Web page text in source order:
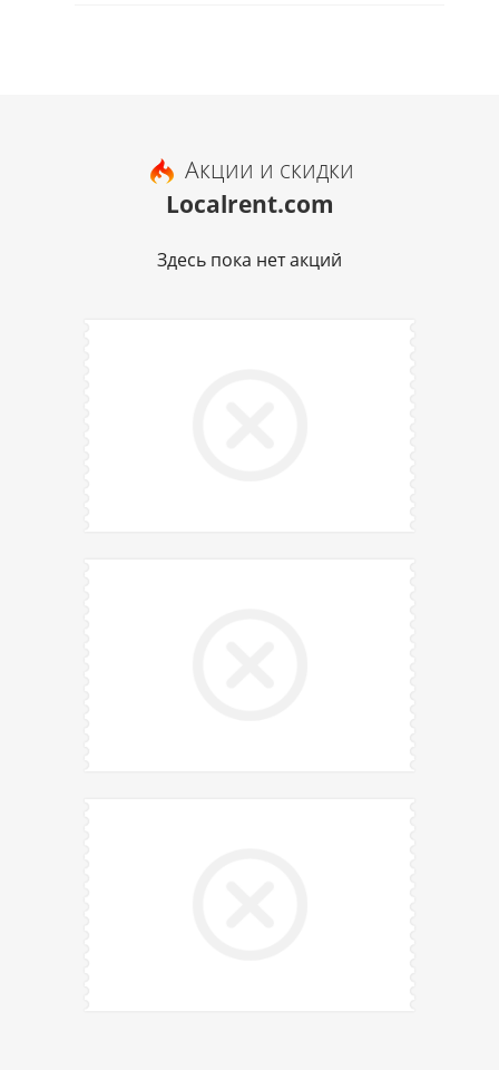
Акции и скидки
Localrent.com
Здесь пока нет акций